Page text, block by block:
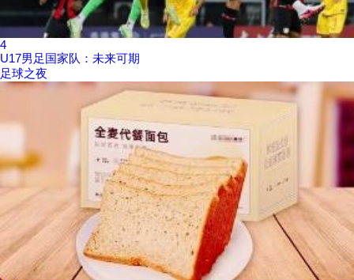
4
U17男足国家队：未来可期
足球之夜